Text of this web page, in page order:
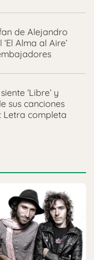
de Alejandro
Alma al Aire’
‘Libre’ y
sus canciones
Letra completa